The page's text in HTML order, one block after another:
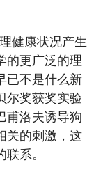
健康状况产生
的更广泛的理
已不是什么新
尔奖获奖实验
甫洛夫诱导狗
关的刺激，这
系。